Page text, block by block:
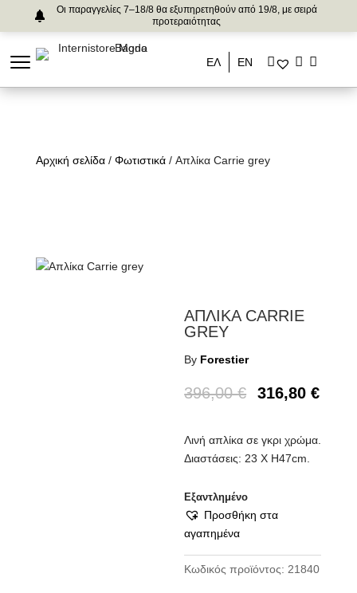
Οι παραγγελίες 7–18/8 θα εξυπηρετηθούν από 19/8, με σειρά
προτεραιότητας
ΕΛ ΕΝ
Αρχική σελίδα/ Φωτιστικά/ Απλίκα Carrie grey
ΑΠΛΙΚΑ CARRIE
GREY
By Forestier
396,00€ 316,80€
Λινή απλίκα σε γκρι χρώμα.
Διαστάσεις: 23 Χ Η47cm.
Εξαντλημένο
Προσθήκη στα
αγαπημένα
Κωδικός προϊόντος: 21840